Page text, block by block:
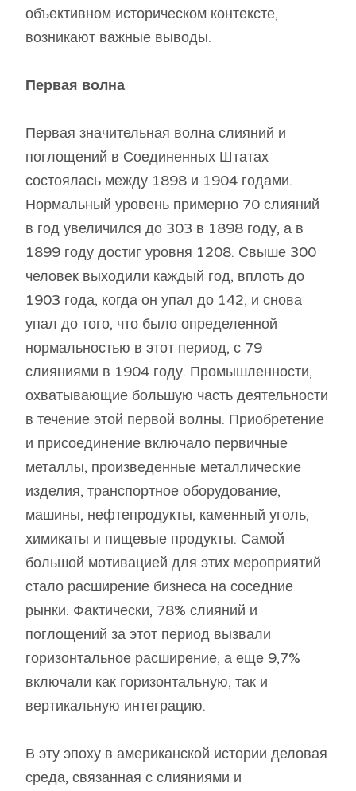
объективном историческом контексте,
возникают важные выводы.
Первая волна
Первая значительная волна слияний и
поглощений в Соединенных Штатах
состоялась между 1898 и 1904 годами.
Нормальный уровень примерно 70 слияний
в год увеличился до 303 в 1898 году, а в
1899 году достиг уровня 1208. Свыше 300
человек выходили каждый год, вплоть до
1903 года, когда он упал до 142, и снова
упал до того, что было определенной
нормальностью в этот период, с 79
слияниями в 1904 году. Промышленности,
охватывающие большую часть деятельности
в течение этой первой волны. Приобретение
и присоединение включало первичные
металлы, произведенные металлические
изделия, транспортное оборудование,
машины, нефтепродукты, каменный уголь,
химикаты и пищевые продукты. Самой
большой мотивацией для этих мероприятий
стало расширение бизнеса на соседние
рынки. Фактически, 78% слияний и
поглощений за этот период вызвали
горизонтальное расширение, а еще 9,7%
включали как горизонтальную, так и
вертикальную интеграцию.
В эту эпоху в американской истории деловая
среда, связанная с слияниями и